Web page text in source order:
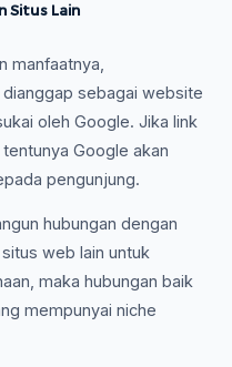
Situs Lain
manfaatnya,
sebagai website
oleh Google. Jika link
Google akan
pengunjung.
hubungan dengan
web lain untuk
maka hubungan baik
mempunyai niche